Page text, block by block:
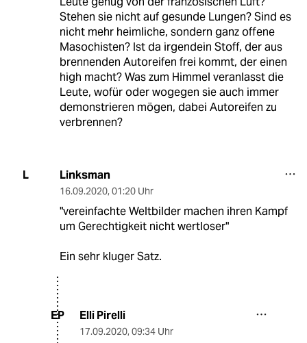
Stehen sie nicht auf gesunde Lungen? Sind es
nicht mehr heimliche, sondern ganz offene
Masochisten? Ist da irgendein Stoff, der aus
brennenden Autoreifen frei kommt, der einen
high macht? Was zum Himmel veranlasst die
Leute, wofür oder wogegen sie auch immer
demonstrieren mögen, dabei Autoreifen zu
verbrennen?
L Linksman
16.09.2020, 01:20 Uhr
"vereinfachte Weltbilder machen ihren Kampf
um Gerechtigkeit nicht wertloser"
Ein sehr kluger Satz.
EP Elli Pirelli
17.09.2020, 09:34 Uhr